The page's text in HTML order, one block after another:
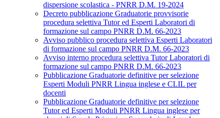
dispersione scolastica - PNRR D.M. 19-2024
Decreto pubblicazione Graduatorie provvisorie
procedura selettiva Tutor ed Esperti Laboratori di
formazione sul campo PNRR D.M. 66-2023
Avviso pubblico procedura selettiva Esperti Laboratori
di formazione sul campo PNRR D.M. 66-2023
Avviso interno procedura selettiva Tutor Laboratori di
formazione sul campo PNRR D.M. 66-2023
Pubblicazione Graduatorie definitive per selezione
Esperti Moduli PNRR Lingua inglese e CLIL per
docenti
Pubblicazione Graduatorie definitive per selezione
Tutor ed Esperti Moduli PNRR Lingua inglese per